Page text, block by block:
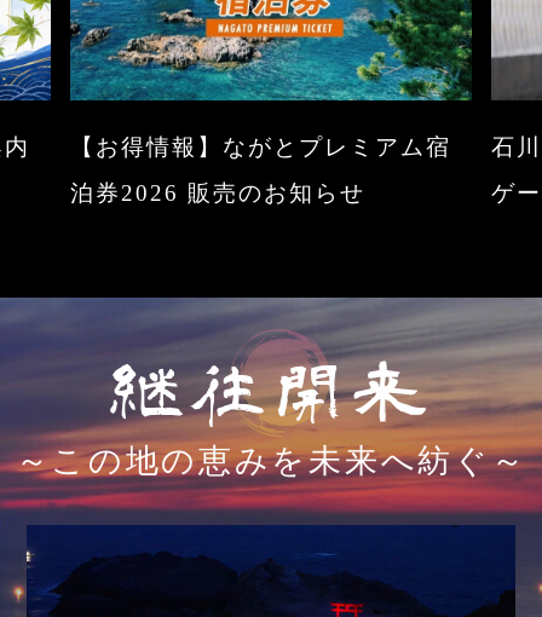
【お得情報】ながとプレミアム宿
泊券2026 販売のお知らせ
石
ゲ
継往開来
～この地の恵みを未来へ紡ぐ～